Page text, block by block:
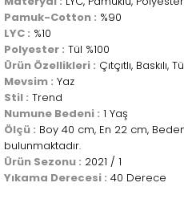
Pamuk-Cotton : %90
LYC : %10
Polyester : Tül %100
Ürün Özellikleri : Çıtçıtlı, Baskılı,
Mevsim : Yaz
Stil : Trend
Numune Bedeni : 1 Yaş
Ölçü : Boy 40 cm, En 22 cm,
bulunmaktadır.
Ürün Sezonu : 2021 / 1
Yıkama Derecesi : 40 Derece